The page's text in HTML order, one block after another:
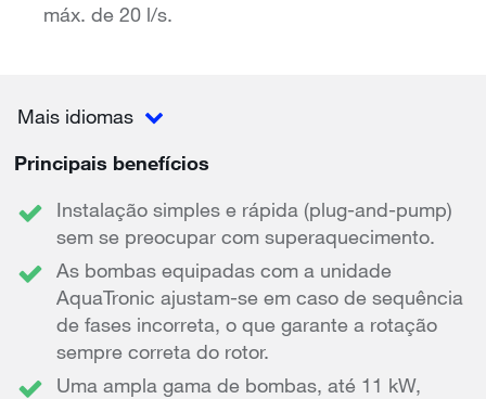
máx. de 20 l/s.
Mais idiomas
Principais benefícios
Instalação simples e rápida (plug-and-pump)
sem se preocupar com superaquecimento.
As bombas equipadas com a unidade
AquaTronic ajustam-se em caso de sequência
de fases incorreta, o que garante a rotação
sempre correta do rotor.
Uma ampla gama de bombas, até 11 kW,